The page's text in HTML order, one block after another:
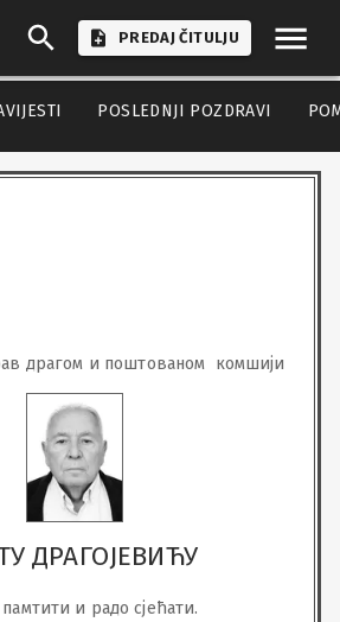
PREDAJ ČITULJU
POSLEDNJI POZDRAVI
драгом и поштованом  комшији
ДРАГОЈЕВИЋУ
и радо сјећати.